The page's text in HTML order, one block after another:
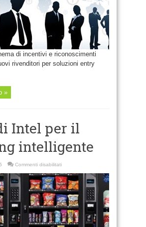
EMEA
di incentivi e riconoscimenti
rivenditori per soluzioni entry
»
Intel per il
intelligente
Commenti disabilitatisu
di
Intel
per
il
vending
intelligente